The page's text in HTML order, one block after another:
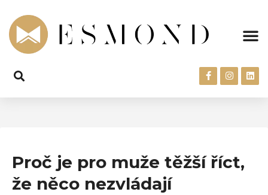
Proč je pro muže těžší říct,
že něco nezvládají